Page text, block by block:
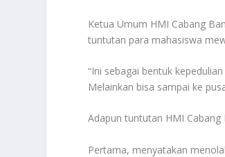
Ketua Umum HMI Cabang
tuntutan para mahasiswa
“Ini sebagai bentuk
Melainkan bisa sampai ke
Adapun tuntutan HMI
Pertama, menyatakan